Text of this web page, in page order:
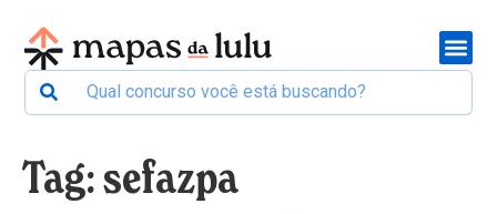
Tag:sefazpa